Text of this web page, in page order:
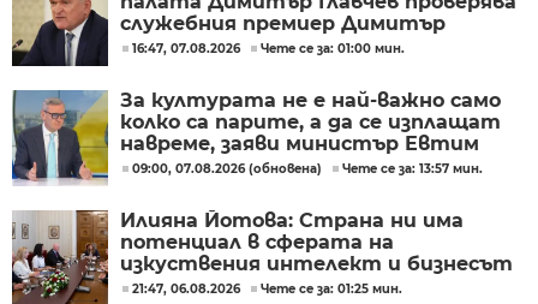
служебния премиер Димитър
Главчев?
16:47, 07.08.2026 Чете се за: 01:00 мин.
За културата не е най-важно само
колко са парите, а да се изплащат
навреме, заяви министър Евтим
Милошев
09:00, 07.08.2026 (обновена) Чете се за: 13:57 мин.
Илияна Йотова: Страна ни има
потенциал в сферата на
изкуствения интелект и бизнесът
забелязва тези перспективи
21:47, 06.08.2026 Чете се за: 01:25 мин.